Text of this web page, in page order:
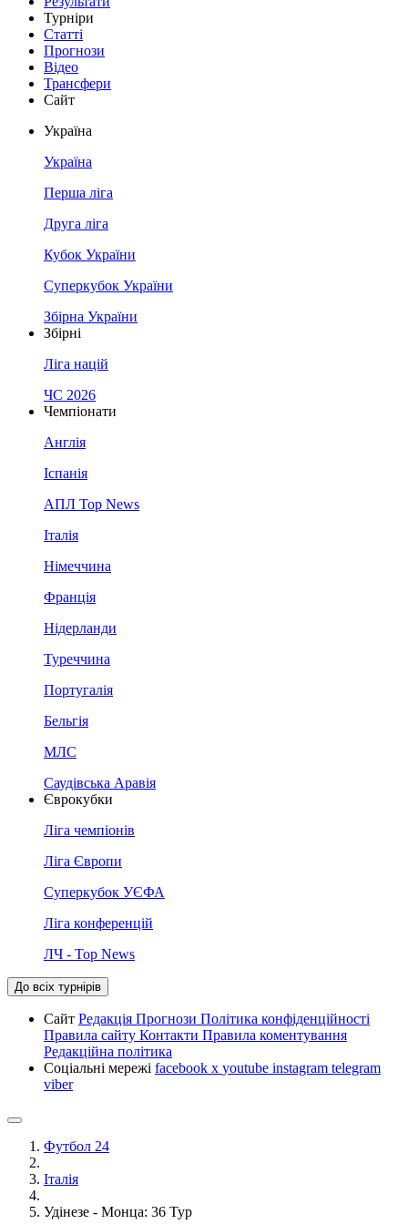
Турніри
Статті
Прогнози
Відео
Трансфери
Сайт
Україна
Україна
Перша ліга
Друга ліга
Кубок України
Суперкубок України
Збірна України
Збірні
Ліга націй
ЧС 2026
Чемпіонати
Англія
Іспанія
АПЛ Top News
Італія
Німеччина
Франція
Нідерланди
Туреччина
Португалія
Бельгія
МЛС
Саудівська Аравія
Єврокубки
Ліга чемпіонів
Ліга Європи
Суперкубок УЄФА
Ліга конференцій
ЛЧ - Top News
До всіх турнірів
Сайт Редакція Прогнози Політика конфіденційності
Правила сайту Контакти Правила коментування
Редакційна політика
Соціальні мережі facebook x youtube instagram telegram
viber
Футбол 24
Італія
Удінезе - Монца: 36 Тур